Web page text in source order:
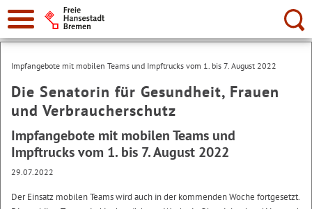
Suche:
Impfangebote mit mobilen Teams und Impftrucks vom 1. bis 7. August 2022
Die Senatorin für Gesundheit, Frauen
und Verbraucherschutz
Impfangebote mit mobilen Teams und
Impftrucks vom 1. bis 7. August 2022
29.07.2022
Der Einsatz mobilen Teams wird auch in der kommenden Woche fortgesetzt.